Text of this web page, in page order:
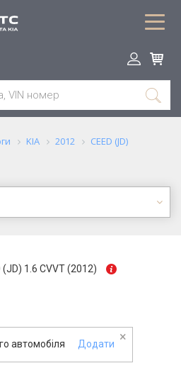
KIA 2012
CEED (JD)
(JD) 1.6 CVVT (2012)
автомобіля Додати
×